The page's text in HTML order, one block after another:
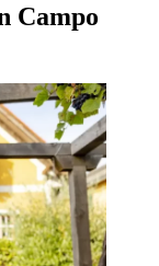
Campo